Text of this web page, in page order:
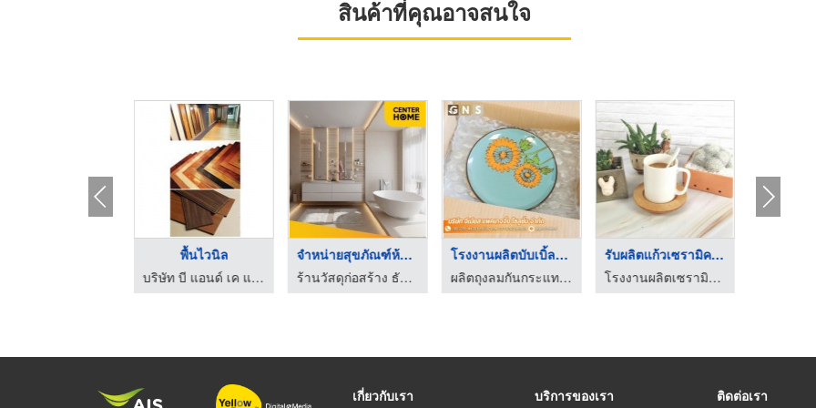
สินค้าที่คุณอาจสนใจ
บริษัท บี แอนด์ เค แมททีเรียล เทรดดิ้ง จำกัด
บริษัท บี แอนด์ เค แมททีเรียล เทรดดิ้ง จำกัด
พื้นไวนิล
บริษัท บี แอนด์ เค แมททีเรียล เทรดดิ้ง จำกัด
จำหน่ายสุขภัณฑ์ห้องน ...
ร้านวัสดุก่อสร้าง ธัญบุรี ปทุมธานี - Center Home
เกี่ยวกับเรา บริการของเรา ติดต่อเรา